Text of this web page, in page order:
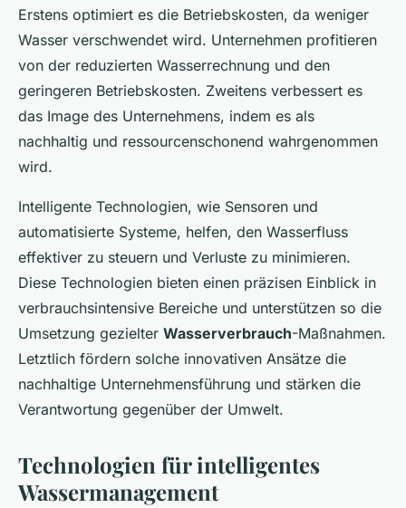
Erstens optimiert es die Betriebskosten, da weniger
Wasser verschwendet wird. Unternehmen profitieren
von der reduzierten Wasserrechnung und den
geringeren Betriebskosten. Zweitens verbessert es
das Image des Unternehmens, indem es als
nachhaltig und ressourcenschonend wahrgenommen
wird.
Intelligente Technologien, wie Sensoren und
automatisierte Systeme, helfen, den Wasserfluss
effektiver zu steuern und Verluste zu minimieren.
Diese Technologien bieten einen präzisen Einblick in
verbrauchsintensive Bereiche und unterstützen so die
Umsetzung gezielter Wasserverbrauch-Maßnahmen.
Letztlich fördern solche innovativen Ansätze die
nachhaltige Unternehmensführung und stärken die
Verantwortung gegenüber der Umwelt.
Technologien für intelligentes
Wassermanagement